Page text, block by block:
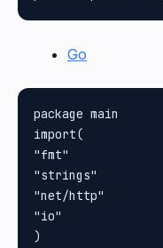
Go
package main
import(
"fmt"
"strings"
"net/http"
"io"
)